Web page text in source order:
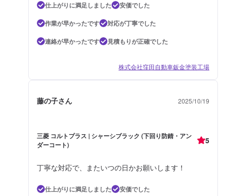
仕上がりに満足しました
安価でした
作業が早かったです
対応が丁寧でした
連絡が早かったです
見積もりが正確でした
株式会社窪田自動車鈑金塗装工場
藤の子さん 2025/10/19
三菱 コルトプラス | シャーシブラック (下回り防錆・アン
ダーコート)
5
丁寧な対応で、またいつの日かお願いします！
仕上がりに満足しました 安価でした